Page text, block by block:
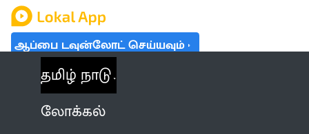
ஆப்பை டவுன்லோட் செய்யவும்
தமிழ் நாடு
லோக்கல்